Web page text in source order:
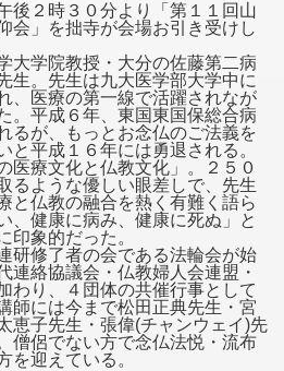
後２時３０分より「第１１回山
会」を拙寺が会場お引き受けし
大学院教授・大分の佐藤第二病
生。先生は九大医学部大学中に
、医療の第一線で活躍されなが
。平成６年、東国東国保総合病
るが、もっとお念仏のご法義を
と平成１６年には勇退される。
医療文化と仏教文化」。２５０
るような優しい眼差しで、先生
と仏教の融合を熱く有難く語ら
、健康に病み、健康に死ぬ」と
印象的だった。
研修了者の会である法輪会が始
連絡協議会・仏教婦人会連盟・
わり、４団体の共催行事として
師には今まで松田正典先生・宮
恵子先生・張偉(チャンウェイ)先
僧侶でない方で念仏法悦・流布
を迎えている。